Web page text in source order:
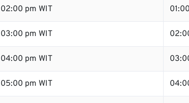
02:00 pm WIT
03:00 pm WIT
04:00 pm WIT
05:00 pm WIT